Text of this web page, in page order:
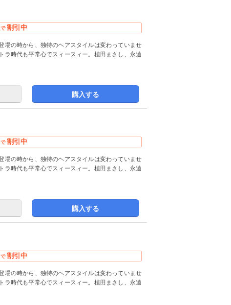
割引中
場の時から、独特のヘアスタイルは変わっていませ
ラ時代も平常心でスィースィー。植田まさし、永遠
購入する
割引中
場の時から、独特のヘアスタイルは変わっていませ
ラ時代も平常心でスィースィー。植田まさし、永遠
購入する
割引中
場の時から、独特のヘアスタイルは変わっていませ
ラ時代も平常心でスィースィー。植田まさし、永遠